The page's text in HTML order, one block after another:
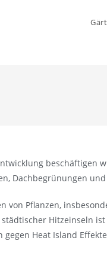
beschäftigen
Dachbegrünungen
von Pflanzen,
Hitzeinseln
Heat Island